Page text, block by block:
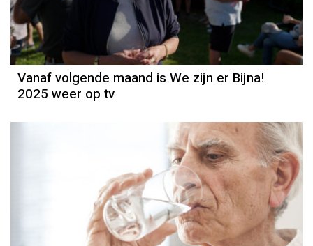
Vanaf volgende maand is We zijn er Bijna!
2025 weer op tv